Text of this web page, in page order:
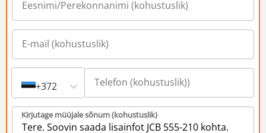
+372
Kirjutage müüjale sõnum (kohustuslik)